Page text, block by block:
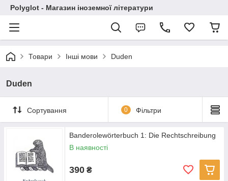
Polyglot - Магазин іноземної літератури
Товари Інші мови Duden
Duden
Сортування 0 Фільтри
Banderolewörterbuch 1: Die Rechtschreibung
В наявності
390 ₴